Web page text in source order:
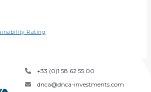
Rating
+33 (0)1 58 62 55 00
dnca@dnca-investments.com